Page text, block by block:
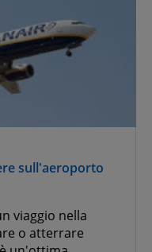
sull'aeroporto
viaggio nella
o atterrare